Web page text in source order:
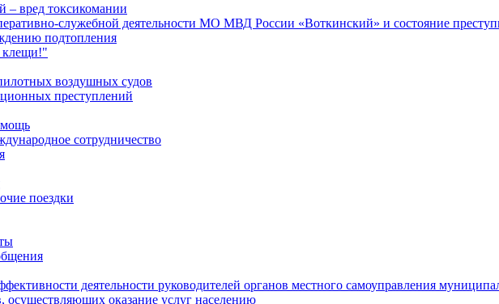
– вред токсикомании
служебной деятельности МО МВД России «Воткинский» и состояние
подтопления
клещи!"
воздушных судов
преступлений
сотрудничество
поездки
деятельности руководителей органов местного самоуправления
осуществляющих оказание услуг населению